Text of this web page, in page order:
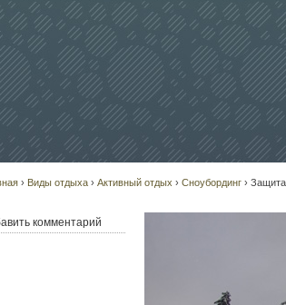
› Виды отдыха › Активный отдых › Сноубординг ›
комментарий